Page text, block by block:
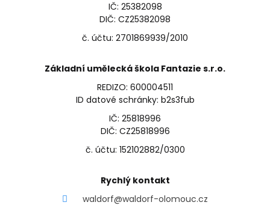
IČ: 25382098
DIČ: CZ25382098
č. účtu: 2701869939/2010
Základní umělecká škola Fantazie s.r.o.
REDIZO: 600004511
ID datové schránky: b2s3fub
IČ: 25818996
DIČ: CZ25818996
č. účtu: 152102882/0300
Rychlý kontakt
waldorf@waldorf-olomouc.cz